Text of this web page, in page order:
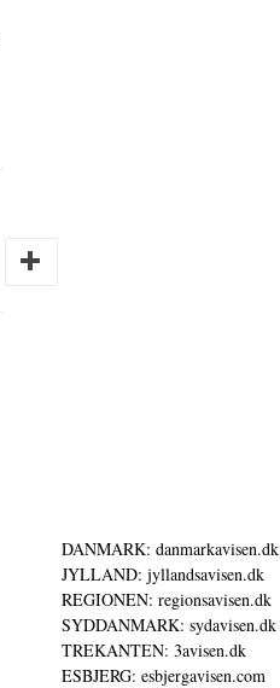
DANMARK: danmarkavisen.dk
JYLLAND: jyllandsavisen.dk
REGIONEN: regionsavisen.dk
SYDDANMARK: sydavisen.dk
TREKANTEN: 3avisen.dk
ESBJERG: esbjergavisen.com